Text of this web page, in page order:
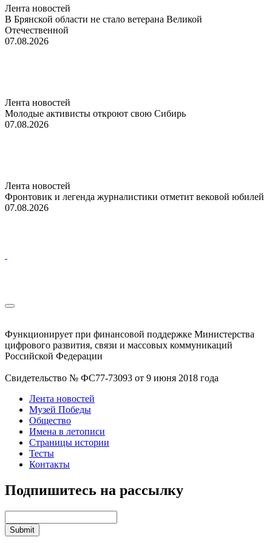
Лента новостей
В Брянской области не стало ветерана Великой
Отечественной
07.08.2026
Лента новостей
Молодые активисты откроют свою Сибирь
07.08.2026
Лента новостей
Фронтовик и легенда журналистики отметит вековой юбилей
07.08.2026
Функционирует при финансовой поддержке Министерства
цифрового развития, связи и массовых коммуникаций
Российской Федерации
Свидетельство № ФС77-73093 от 9 июня 2018 года
Лента новостей
Музей Победы
Общество
Имена в летописи
Страницы истории
Тесты
Контакты
Подпишитесь на рассылку